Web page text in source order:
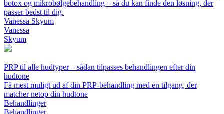
botox og mikrobølgebehandling – så du kan finde den løsning, der
passer bedst til dig.
Vanessa Skyum
Vanessa
Skyum
PRP til alle hudtyper – sådan tilpasses behandlingen efter din
hudtone
Få mest muligt ud af din PRP-behandling med en tilgang, der
matcher netop din hudtone
Behandlinger